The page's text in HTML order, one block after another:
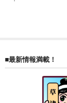
ゆもみちゃん
スイーツ
■最新情報満載！